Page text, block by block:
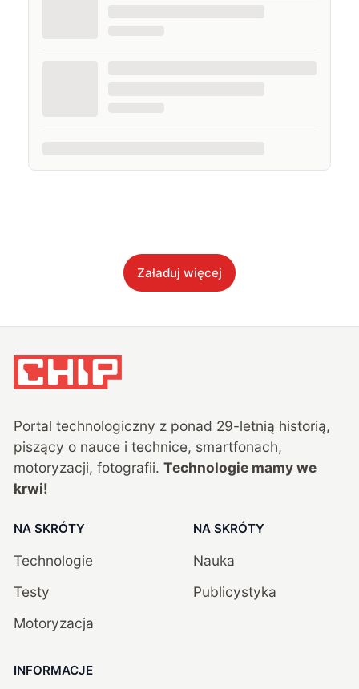
Załaduj więcej
Portal technologiczny z ponad 29-letnią historią,
piszący o nauce i technice, smartfonach,
motoryzacji, fotografii. Technologie mamy we
krwi!
NA SKRÓTY
Technologie
Testy
Motoryzacja
NA SKRÓTY
Nauka
Publicystyka
INFORMACJE